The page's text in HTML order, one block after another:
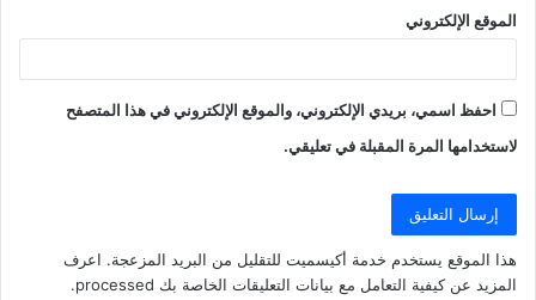
الموقع الإلكتروني
احفظ اسمي، بريدي الإلكتروني، والموقع الإلكتروني في هذا المتصفح
لاستخدامها المرة المقبلة في تعليقي.
هذا الموقع يستخدم خدمة أكيسميت للتقليل من البريد المزعجة. اعرف
المزيد عن كيفية التعامل مع بيانات التعليقات الخاصة بك processed
.